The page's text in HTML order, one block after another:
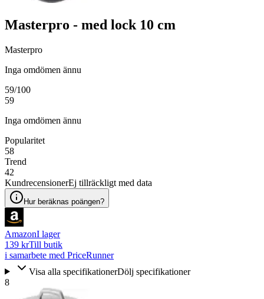
Masterpro - med lock 10 cm
Masterpro
Inga omdömen ännu
59/100
59
Inga omdömen ännu
Popularitet
58
Trend
42
KundrecensionerEj tillräckligt med data
Hur beräknas poängen?
AmazonI lager
139 krTill butik
i samarbete med PriceRunner
Visa alla specifikationerDölj specifikationer
8